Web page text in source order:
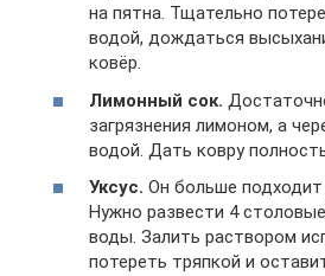
на пятна. Тщательно
водой, дождаться
ковёр.
Лимонный сок.
загрязнения лимоном, а
водой. Дать ковру
Уксус. Он больше подходит
Нужно развести 4
воды. Залить раствором
потереть тряпкой и